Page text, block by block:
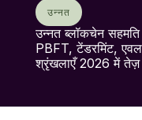
उन्नत
उन्नत ब्लॉकचेन सहमति
PBFT, टेंडरमिंट,
श्रृंखलाएँ 2026 में तेज़